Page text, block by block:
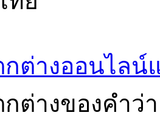
ต่างออนไลน์
ต่างของคำว่